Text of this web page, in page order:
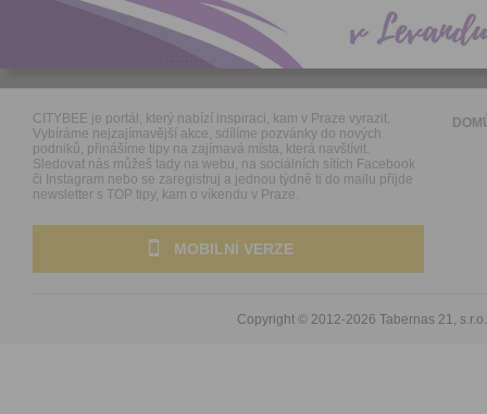
CITYBEE je portál, který nabízí inspiraci, kam v Praze vyrazit.
Vybíráme nejzajímavější akce, sdílíme pozvánky do nových
podniků, přinášíme tipy na zajímavá místa, která navštívit.
Sledovat nás můžeš tady na webu, na sociálních sítích Facebook
či Instagram nebo se zaregistruj a jednou týdně ti do mailu přijde
newsletter s TOP tipy, kam o víkendu v Praze.
MOBILNÍ VERZE
Copyright © 2012-2026 Tabernas 21, s.r.o.